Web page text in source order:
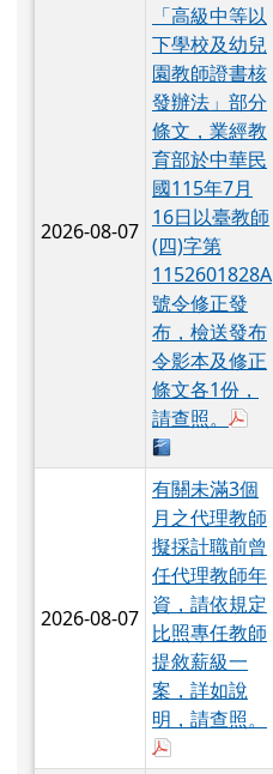
2026-08-07
「高級中等以
下學校及幼兒
園教師證書核
發辦法」部分
條文，業經教
育部於中華民
國115年7月
16日以臺教師
(四)字第
1152601828A
號令修正發
布，檢送發布
令影本及修正
條文各1份，
請查照。
2026-08-07
有關未滿3個
月之代理教師
擬採計職前曾
任代理教師年
資，請依規定
比照專任教師
提敘薪級一
案，詳如說
明，請查照。